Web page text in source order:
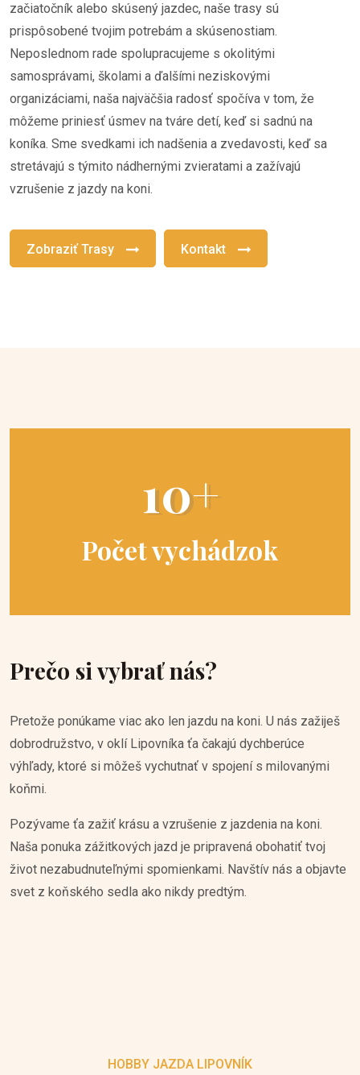
začiatočník alebo skúsený jazdec, naše trasy sú
prispôsobené tvojim potrebám a skúsenostiam.
Neposlednom rade spolupracujeme s okolitými
samosprávami, školami a ďalšími neziskovými
organizáciami, naša najväčšia radosť spočíva v tom, že
môžeme priniesť úsmev na tváre detí, keď si sadnú na
koníka. Sme svedkami ich nadšenia a zvedavosti, keď sa
stretávajú s týmito nádhernými zvieratami a zažívajú
vzrušenie z jazdy na koni.
Zobraziť Trasy Kontakt
10+
Počet vychádzok
Prečo si vybrať nás?
Pretože ponúkame viac ako len jazdu na koni. U nás zažiješ
dobrodružstvo, v oklí Lipovníka ťa čakajú dychberúce
výhľady, ktoré si môžeš vychutnať v spojení s milovanými
koňmi.
Pozývame ťa zažiť krásu a vzrušenie z jazdenia na koni.
Naša ponuka zážitkových jazd je pripravená obohatiť tvoj
život nezabudnuteľnými spomienkami. Navštív nás a objavte
svet z koňského sedla ako nikdy predtým.
HOBBY JAZDA LIPOVNÍK